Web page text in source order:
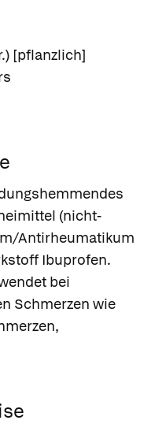
[pflanzlich]
(nicht-
Antirheumatikum
Ibuprofen.
bei
Schmerzen wie